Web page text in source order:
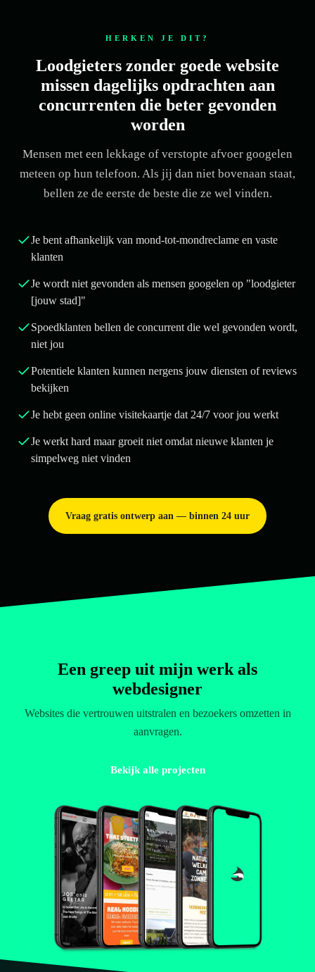
HERKEN JE DIT?
Loodgieters zonder goede website
missen dagelijks opdrachten aan
concurrenten die beter gevonden
worden
Mensen met een lekkage of verstopte afvoer googelen
meteen op hun telefoon. Als jij dan niet bovenaan staat,
bellen ze de eerste de beste die ze wel vinden.
Je bent afhankelijk van mond-tot-mondreclame en vaste
klanten
Je wordt niet gevonden als mensen googelen op "loodgieter
[jouw stad]"
Spoedklanten bellen de concurrent die wel gevonden wordt,
niet jou
Potentiele klanten kunnen nergens jouw diensten of reviews
bekijken
Je hebt geen online visitekaartje dat 24/7 voor jou werkt
Je werkt hard maar groeit niet omdat nieuwe klanten je
simpelweg niet vinden
Vraag gratis ontwerp aan — binnen 24 uur
Een greep uit mijn werk als
webdesigner
Websites die vertrouwen uitstralen en bezoekers omzetten in
aanvragen.
Bekijk alle projecten